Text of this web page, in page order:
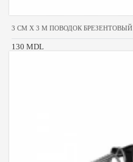
3 CM X 3 M ПОВОДОК БРЕЗЕНТОВЫЙ
130 MDL